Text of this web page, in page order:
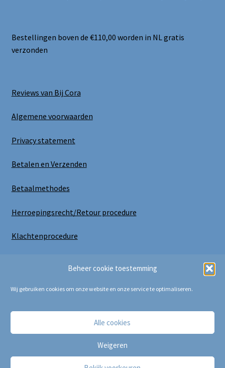
Beheer cookie toestemming
Wij gebruiken cookies om onze website en onze service te optimaliseren.
Alle cookies
Weigeren
Bestellingen boven de €110,00 worden in NL gratis
verzonden
Reviews van Bij Cora
Algemene voorwaarden
Privacy statement
Betalen en Verzenden
Betaalmethodes
Herroepingsrecht/Retour procedure
Klachtenprocedure
Copyright Bij Cora 2025